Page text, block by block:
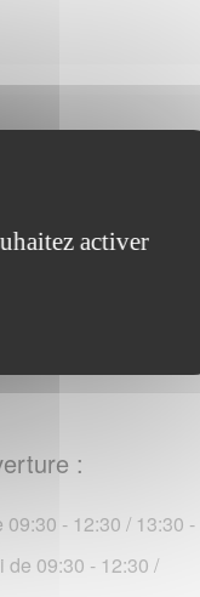
08:30 - 12:30 /
:
- 12:30 / 13:30 -
de 09:30 - 12:30 /
activer